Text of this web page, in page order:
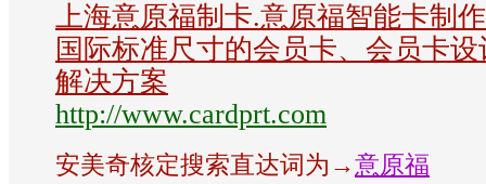
上海意原福制卡.意原福智能卡制
国际标准尺寸的会员卡、会员卡
解决方案
http://www.cardprt.com
安美奇核定搜索直达词为→意原福